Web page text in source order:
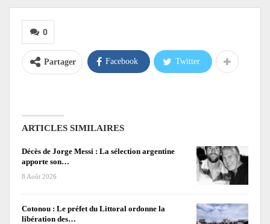
0
Partager Facebook Twitter
ARTICLES SIMILAIRES
Décès de Jorge Messi : La sélection argentine
apporte son…
8 Août 2026
Cotonou : Le préfet du Littoral ordonne la
libération des…